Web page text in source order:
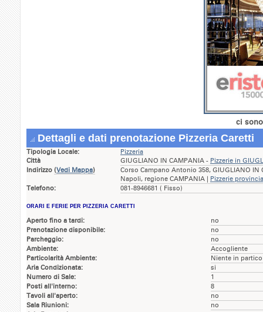
ci
Dettagli e dati prenotazione Pizzeria Caretti
Tipologia Locale:
Pizzeria
Città
GIUGLIANO IN CAMPANIA - Pizzerie in
Indirizzo (Vedi Mappa)
Corso Campano Antonio 358, GIUGLIANO IN
Napoli, regione CAMPANIA | Pizzerie
Telefono:
081-8946681 ( Fisso)
ORARI E FERIE PER PIZZERIA CARETTI
Aperto fino a tardi:
no
Prenotazione disponibile:
no
Parcheggio:
no
Ambiente:
Accogliente
Particolarità Ambiente:
Niente in
Aria Condizionata:
si
Numero di Sale:
1
Posti all'interno:
8
Tavoli all'aperto:
no
Sala Riunioni:
no